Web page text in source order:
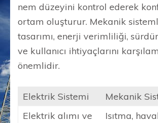
nem düzeyini kontrol ederek
ortam oluşturur. Mekanik
tasarımı, enerji verimliliği,
ve kullanıcı ihtiyaçlarını
önemlidir.
Elektrik Sistemi
Mekanik
Elektrik alımı ve
Isıtma,